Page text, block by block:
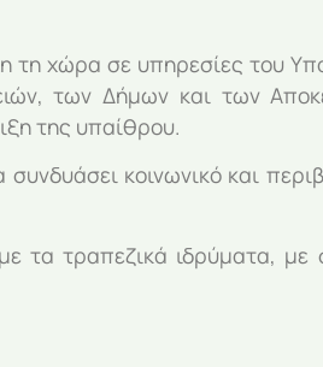
τη χώρα σε υπηρεσίες του
των Δήμων και των
της υπαίθρου.
κοινωνικό και
τα τραπεζικά ιδρύματα,